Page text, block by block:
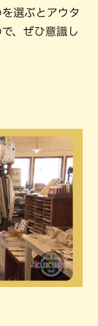
選ぶとアウタ
、ぜひ意識し